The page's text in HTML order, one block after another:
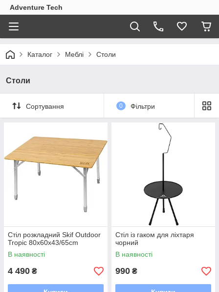
Adventure Tech
Каталог Меблі Столи
Столи
Сортування 0 Фільтри
Стіл розкладний Skif Outdoor
Tropic 80х60х43/65cm
В наявності
4 490 ₴
Стіл із гаком для ліхтаря
чорний
В наявності
990 ₴